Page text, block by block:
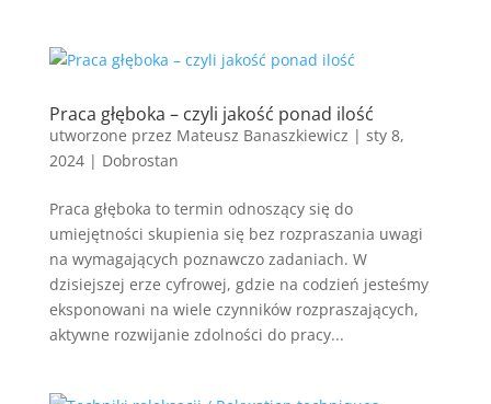
Praca głęboka – czyli jakość ponad ilość
utworzone przez Mateusz Banaszkiewicz | sty 8,
2024| Dobrostan
Praca głęboka to termin odnoszący się do
umiejętności skupienia się bez rozpraszania uwagi
na wymagających poznawczo zadaniach. W
dzisiejszej erze cyfrowej, gdzie na codzień jesteśmy
eksponowani na wiele czynników rozpraszających,
aktywne rozwijanie zdolności do pracy...